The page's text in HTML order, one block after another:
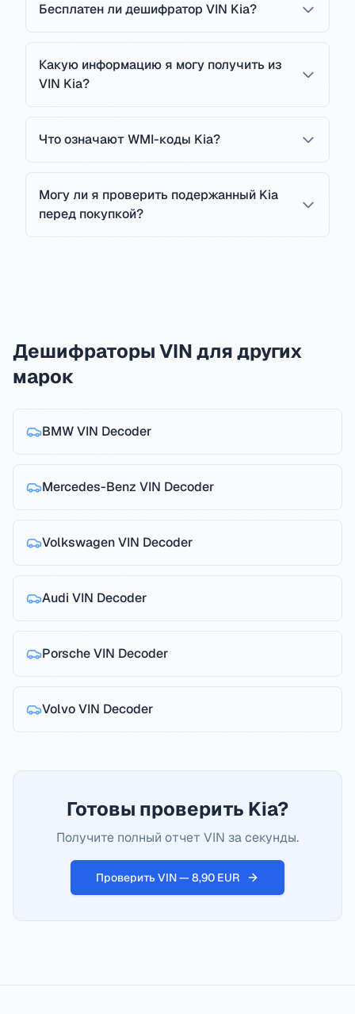
Бесплатен ли дешифратор VIN Kia?
Какую информацию я могу получить из
VIN Kia?
Что означают WMI-коды Kia?
Могу ли я проверить подержанный Kia
перед покупкой?
Дешифраторы VIN для других
марок
BMWVIN Decoder
Mercedes-Benz VIN Decoder
VolkswagenVIN Decoder
Audi VIN Decoder
PorscheVIN Decoder
VolvoVIN Decoder
Готовы проверить Kia?
Получите полный отчет VIN за секунды.
Проверить VIN — 8,90 EUR